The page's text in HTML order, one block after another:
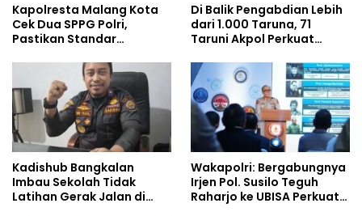
Kapolresta Malang Kota
Cek Dua SPPG Polri,
Pastikan Standar
Pengelolaan Limbah
Berjalan Optimal
Di Balik Pengabdian Lebih
dari 1.000 Taruna, 71
Taruni Akpol Perkuat
Siswa Sekolah Rakyat
Kadishub Bangkalan
Imbau Sekolah Tidak
Latihan Gerak Jalan di
Wakapolri: Bergabungnya
Irjen Pol. Susilo Teguh
Raharjo ke UBISA Perkuat